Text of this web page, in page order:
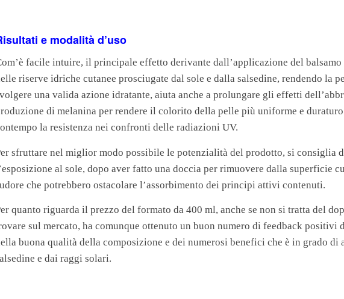
e modalità d’uso
facile intuire, il principale effetto derivante dall’applicazione del
riserve idriche cutanee prosciugate dal sole e dalla salsedine, rendendo la
una valida azione idratante, aiuta anche a prolungare gli effetti
di melanina per rendere il colorito della pelle più uniforme e
la resistenza nei confronti delle radiazioni UV.
sfruttare nel miglior modo possibile le potenzialità del prodotto, si consiglia
al sole, dopo aver fatto una doccia per rimuovere dalla superficie
che potrebbero ostacolare l’assorbimento dei principi attivi contenuti.
quanto riguarda il prezzo del formato da 400 ml, anche se non si tratta del
sul mercato, ha comunque ottenuto un buon numero di feedback positivi
buona qualità della composizione e dei numerosi benefici che è in grado
e dai raggi solari.